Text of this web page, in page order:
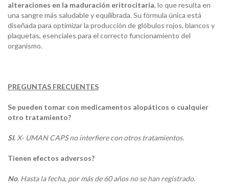
alteraciones en la maduración eritrocitaria, lo que resulta en
una sangre más saludable y equilibrada. Su fórmula única está
diseñada para optimizar la producción de glóbulos rojos, blancos y
plaquetas, esenciales para el correcto funcionamiento del
organismo.
PREGUNTAS FRECUENTES
Se pueden tomar con medicamentos alopáticos o cualquier
otro tratamiento?
SI. X- UMAN CAPS no interfiere con otros tratamientos.
Tienen efectos adversos?
No. Hasta la fecha, por más de 60 años no se han registrado.